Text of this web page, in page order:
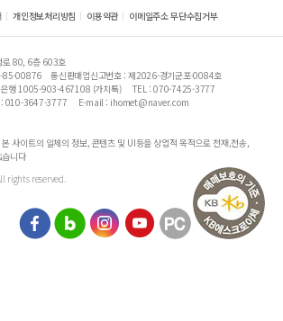
개인정보처리방침 이용약관 이메일주소 무단수집거부
로 80, 6층 603호
85-00876
통신판매업신고번호 : 제2026-경기군포-0084호
행 1005-903-467108 (가치톡)
TEL : 070-7425-3777
: 010-3647-3777 E-mail : ihomet@naver.com
사이트의 일체의 정보, 콘텐츠 및 UI등을 상업적 목적으로 전재,전송,
니다
rights reserved.